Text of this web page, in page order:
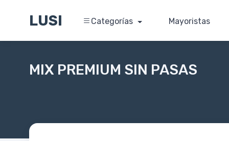
LUSI Categorías Mayoristas
MIX PREMIUM SIN PASAS